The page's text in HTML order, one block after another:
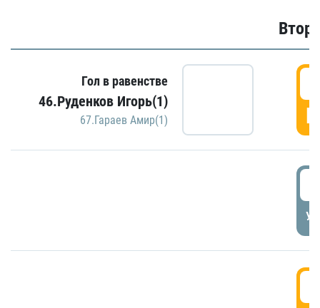
Гол в равенстве
46.Руденков Игорь(1)
67.Гараев Амир(1)